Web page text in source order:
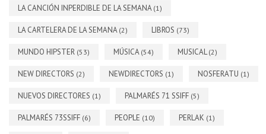
LA CANCIÓN INPERDIBLE DE LA SEMANA (1)
LA CARTELERA DE LA SEMANA (2) LIBROS (73)
MUNDO HIPSTER (53) MÚSICA (54) MUSICAL(2)
NEW DIRECTORS (2) NEWDIRECTORS (1) NOSFERATU (1)
NUEVOS DIRECTORES (1) PALMARÉS 71 SSIFF (5)
PALMARÉS 73SSIFF (6) PEOPLE (10) PERLAK (1)